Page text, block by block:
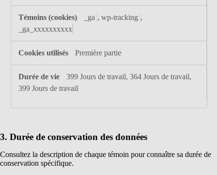
_ga ,wp-tracking ,
_ga_xxxxxxxxxx
Première partie
399 Jours de travail, 364 Jours de travail,
399 Jours de travail
3. Durée de conservation des données
Consultez la description de chaque témoin pour connaître sa durée de
conservation spécifique.